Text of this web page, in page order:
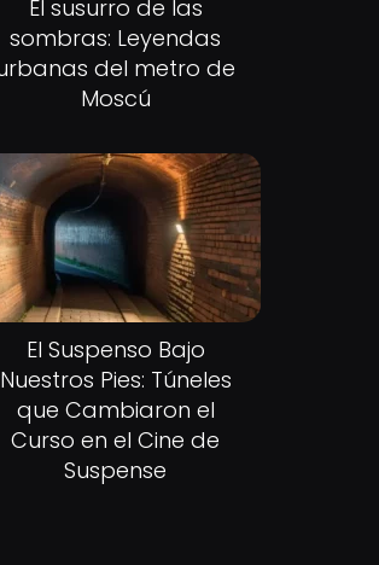
El susurro de las
sombras: Leyendas
del metro de
Moscú
El Suspenso Bajo
Nuestros Pies: Túneles
que Cambiaron el
Curso en el Cine de
Suspense